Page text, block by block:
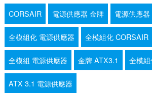
CORSAIR
電源供應器 金牌 電源供應器
全模組化 電源供應器 全模組化 CORSAIR
全模組 電源供應器 金牌 ATX3.1 全模
ATX 3.1 電源供應器